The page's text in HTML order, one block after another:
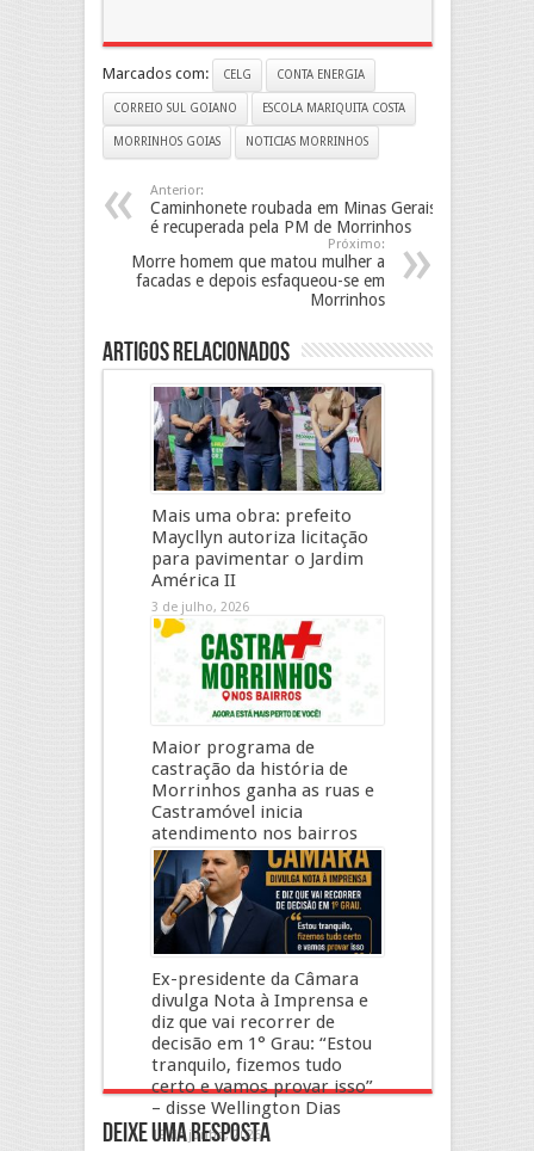
Marcados com: CELG CONTA ENERGIA
CORREIO SUL GOIANO ESCOLA MARIQUITA COSTA
MORRINHOS GOIAS NOTICIAS MORRINHOS
Anterior:
Caminhonete roubada em Minas Gerais
é recuperada pela PM de Morrinhos
Próximo:
Morre homem que matou mulher a
facadas e depois esfaqueou-se em
Morrinhos
Artigos Relacionados
Mais uma obra: prefeito
Maycllyn autoriza licitação
para pavimentar o Jardim
América II
3 de julho, 2026
Maior programa de
castração da história de
Morrinhos ganha as ruas e
Castramóvel inicia
atendimento nos bairros
2 de julho, 2026
Ex-presidente da Câmara
divulga Nota à Imprensa e
diz que vai recorrer de
decisão em 1° Grau: “Estou
tranquilo, fizemos tudo
certo e vamos provar isso”
– disse Wellington Dias
19 de junho, 2026
Deixe uma resposta